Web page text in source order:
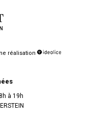
réalisation
à 19h